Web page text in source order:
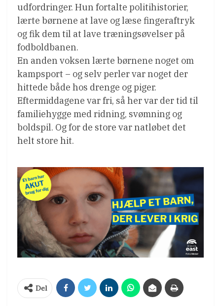
udfordringer. Hun fortalte politihistorier,
lærte børnene at lave og læse fingeraftryk
og fik dem til at lave træningsøvelser på
fodboldbanen.
En anden voksen lærte børnene noget om
kampsport – og selv perler var noget der
hittede både hos drenge og piger.
Eftermiddagene var fri, så her var der tid til
familiehygge med ridning, svømning og
boldspil. Og for de store var natløbet det
helt store hit.
Del